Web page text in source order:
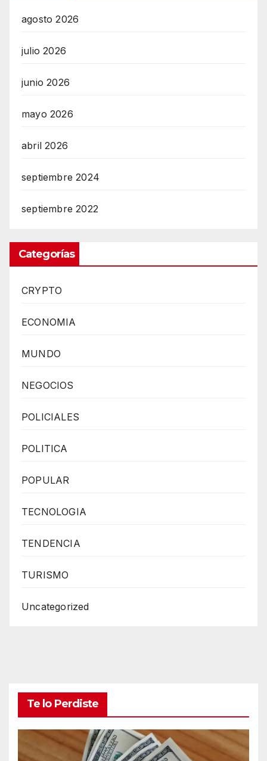
agosto 2026
julio 2026
junio 2026
mayo 2026
abril 2026
septiembre 2024
septiembre 2022
Categorías
CRYPTO
ECONOMIA
MUNDO
NEGOCIOS
POLICIALES
POLITICA
POPULAR
TECNOLOGIA
TENDENCIA
TURISMO
Uncategorized
Te lo Perdiste